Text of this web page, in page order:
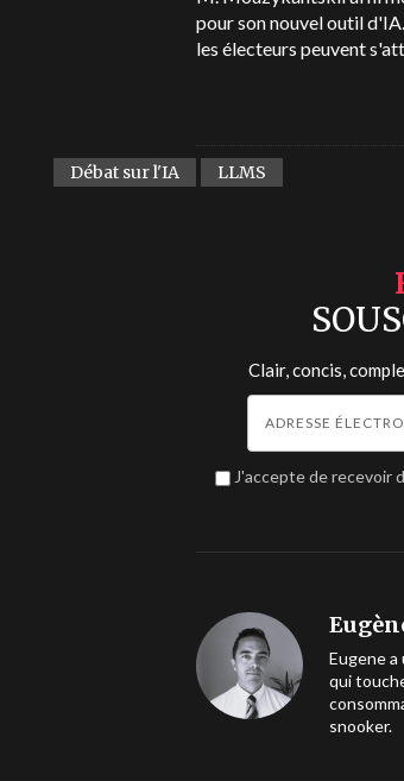
pour son nouvel outil
les électeurs peuvent
Débat sur l'IA LLMS
Clair, concis,
J'accepte de recevoir
Eugene
qui
snooker.